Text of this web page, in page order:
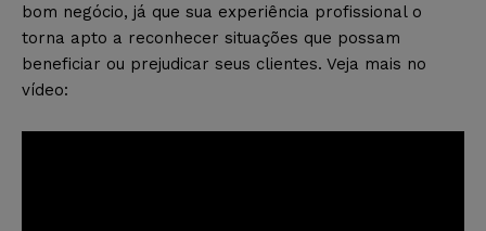
bom negócio, já que sua experiência profissional o
torna apto a reconhecer situações que possam
beneficiar ou prejudicar seus clientes. Veja mais no
vídeo: